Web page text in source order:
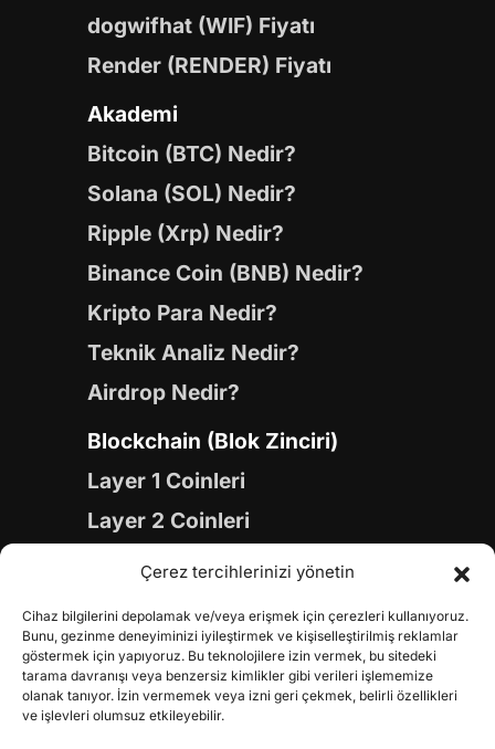
Çerez tercihlerinizi yönetin
Cihaz bilgilerini depolamak ve/veya erişmek için çerezleri kullanıyoruz.
Bunu, gezinme deneyiminizi iyileştirmek ve kişiselleştirilmiş reklamlar
göstermek için yapıyoruz. Bu teknolojilere izin vermek, bu sitedeki
tarama davranışı veya benzersiz kimlikler gibi verileri işlememize
olanak tanıyor. İzin vermemek veya izni geri çekmek, belirli özellikleri
ve işlevleri olumsuz etkileyebilir.
dogwifhat (WIF) Fiyatı
Render (RENDER) Fiyatı
Akademi
Bitcoin (BTC) Nedir?
Solana (SOL) Nedir?
Ripple (Xrp) Nedir?
Binance Coin (BNB) Nedir?
Kripto Para Nedir?
Teknik Analiz Nedir?
Airdrop Nedir?
Blockchain (Blok Zinciri)
Layer 1 Coinleri
Layer 2 Coinleri
Yapay Zeka (AI) Coinleri
Gaming Coinleri
RWA Coinleri
DeFi Coinleri